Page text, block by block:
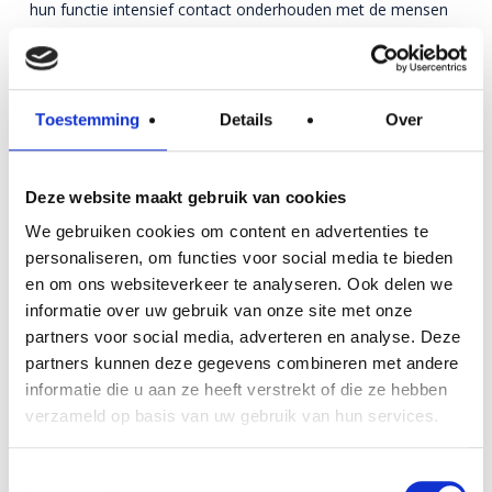
Toestemming Details Over
Deze website maakt gebruik van cookies
We gebruiken cookies om content en advertenties te
personaliseren, om functies voor social media te bieden
en om ons websiteverkeer te analyseren. Ook delen we
informatie over uw gebruik van onze site met onze
partners voor social media, adverteren en analyse. Deze
partners kunnen deze gegevens combineren met andere
informatie die u aan ze heeft verstrekt of die ze hebben
verzameld op basis van uw gebruik van hun services.
hun functie intensief contact onderhouden met de mensen
cohesie in de wijk en maakt het mogelijk om een ‘extra
oogje in het zeil’ te houden.
Naast Carinova zijn onder andere de H4 groep, Fietskoerier
als maatschappelijke partners, intensief betrokken bij dit
fieldlab.
Deelnemers aan dit onderzoeksproject
Kennisinstellingen
HAN University of Applied Sciences
Radboud Universiteit (RU)